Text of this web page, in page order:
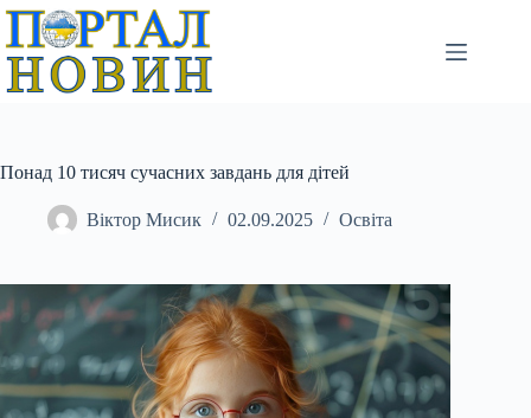
Перейти
вмісту
Понад 10 тисяч сучасних завдань для дітей
Віктор Мисик 02.09.2025 Освіта